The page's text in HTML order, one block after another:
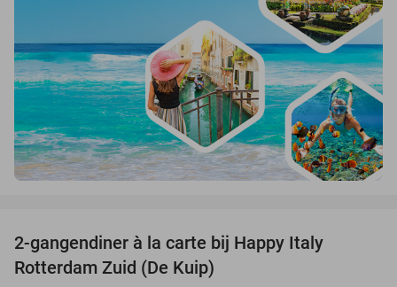
2-gangendiner à la carte bij Happy Italy
Rotterdam Zuid (De Kuip)